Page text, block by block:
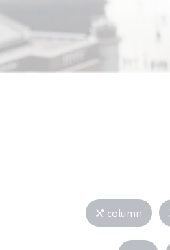
column